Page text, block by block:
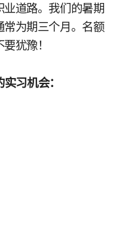
道路。​我们​的​暑期​
为​期​三​个​月。​名额​
犹豫！
习​机会：